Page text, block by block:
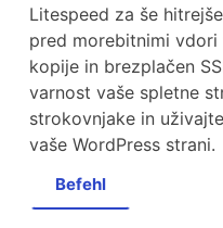
Litespeed za še
pred morebitnimi
kopije in brezplačen
varnost vaše spletne
strokovnjake in
vaše WordPress strani.
Befehl